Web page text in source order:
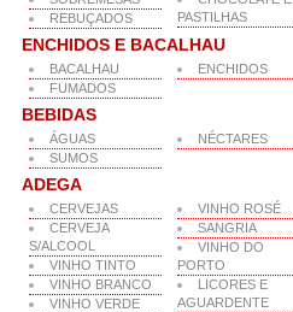
REBUÇADOS
PASTILHAS
ENCHIDOS E BACALHAU
BACALHAU
FUMADOS
ENCHIDOS
BEBIDAS
ÁGUAS
SUMOS
NÉCTARES
ADEGA
CERVEJAS
CERVEJA
S/ALCOOL
VINHO TINTO
VINHO BRANCO
VINHO VERDE
VINHO ROSÉ
SANGRIA
VINHO DO
PORTO
LICORES E
AGUARDENTE